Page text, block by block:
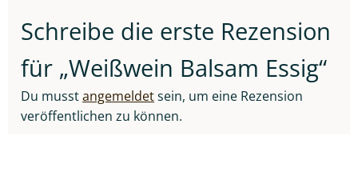
Schreibe die erste Rezension
für „Weißwein Balsam Essig“
Du musstangemeldetsein, um eine Rezension
veröffentlichen zu können.